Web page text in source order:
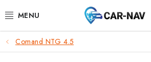
na
AUDI
Comand NTG 4.5